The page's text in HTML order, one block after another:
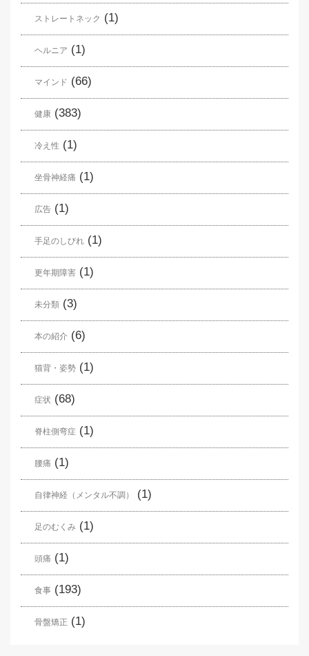
ストレートネック (1)
ヘルニア (1)
マインド (66)
健康 (383)
冷え性 (1)
坐骨神経痛 (1)
広告 (1)
手足のしびれ (1)
更年期障害 (1)
未分類 (3)
本の紹介 (6)
猫背・姿勢 (1)
症状 (68)
脊柱側弯症 (1)
腰痛 (1)
自律神経（メンタル不調） (1)
足のむくみ (1)
頭痛 (1)
食事 (193)
骨盤矯正 (1)